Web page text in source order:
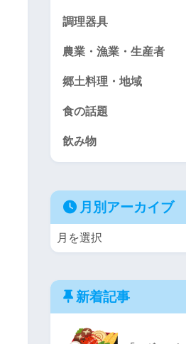
調理器具
農業・漁業・生産者
郷土料理・地域
食の話題
飲み物
月別アーカイブ
新着記事